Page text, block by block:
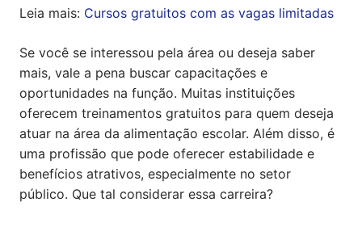
Leia mais: Cursos gratuitos com as vagas limitadas
Se você se interessou pela área ou deseja saber
mais, vale a pena buscar capacitações e
oportunidades na função. Muitas instituições
oferecem treinamentos gratuitos para quem deseja
atuar na área da alimentação escolar. Além disso, é
uma profissão que pode oferecer estabilidade e
benefícios atrativos, especialmente no setor
público. Que tal considerar essa carreira?